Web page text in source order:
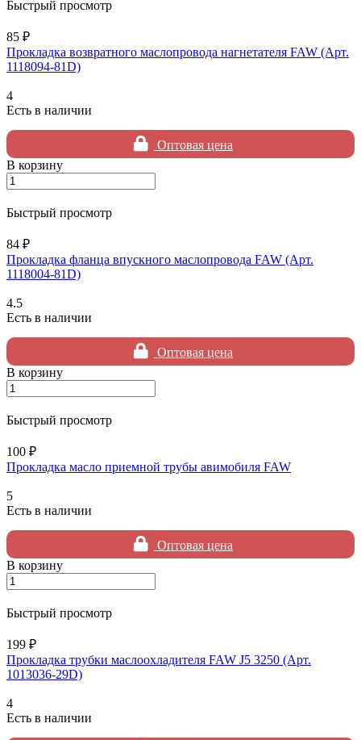
Быстрый просмотр
85 ₽
Прокладка возвратного маслопровода нагнетателя FAW (Арт.
1118094-81D)
4
Есть в наличии
Оптовая цена
В корзину
Быстрый просмотр
84 ₽
Прокладка фланца впускного маслопровода FAW (Арт.
1118004-81D)
4.5
Есть в наличии
Оптовая цена
В корзину
Быстрый просмотр
100 ₽
Прокладка масло приемной трубы авимобиля FAW
5
Есть в наличии
Оптовая цена
В корзину
Быстрый просмотр
199 ₽
Прокладка трубки маслоохладителя FAW J5 3250 (Арт.
1013036-29D)
4
Есть в наличии